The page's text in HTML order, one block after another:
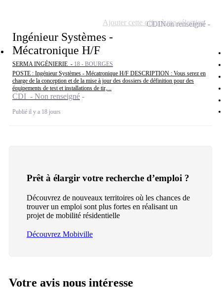
Ingénieur Systèmes -
Mécatronique H/F
SERMA INGÉNIERIE - 18 - BOURGES
POSTE : Ingénieur Systèmes - Mécatronique H/F DESCRIPTION : Vous serez en
charge de la conception et de la mise à jour des dossiers de définition pour des
équipements de test et installations de tir,...
CDI - Non renseigné
Publié il y a 18 jours
CDINon renseigné
Ajouter cette offre à ma sélection
Prêt à élargir votre recherche d’emploi ?
Découvrez de nouveaux territoires où les chances de
trouver un emploi sont plus fortes en réalisant un
projet de mobilité résidentielle
Découvrez Mobiville
Votre avis nous intéresse